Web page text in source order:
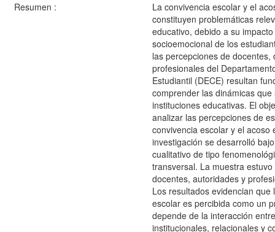
Resumen :
La convivencia escolar y el
constituyen problemáticas
educativo, debido a su
socioemocional de los
las percepciones de docentes,
profesionales del
Estudiantil (DECE) resultan
comprender las dinámicas
instituciones educativas. El
analizar las percepciones de
convivencia escolar y el acoso
investigación se desarrolló
cualitativo de tipo
transversal. La muestra
docentes, autoridades y
Los resultados evidencian que
escolar es percibida como un
depende de la interacción
institucionales, relacionales y